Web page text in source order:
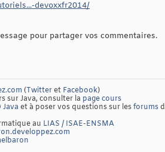
devoxxfr2014/
pour partager vos commentaires.
(Twitteret Facebook)
sur Java, consulter la page cours
Java et à poser vos questions sur lesforums
au LIAS / ISAE-ENSMA